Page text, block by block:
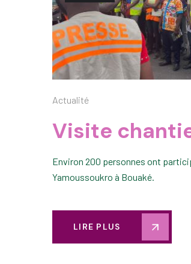
Actualité
Visite
Environ 200 personnes ont
Yamoussoukro à Bouaké.
LIRE PLUS